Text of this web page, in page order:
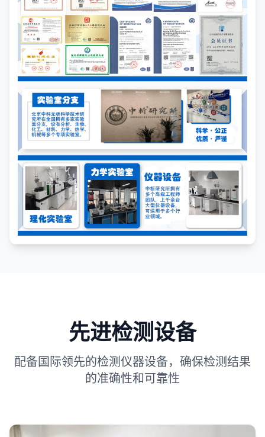
先进检测设备
配备国际领先的检测仪器设备，确保检测结果
的准确性和可靠性